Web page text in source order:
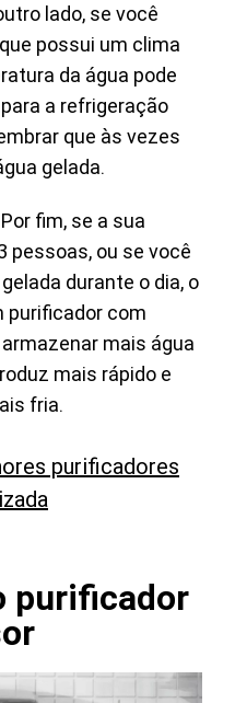
lado, se você
possui um clima
da água pode
a refrigeração
que às vezes
gelada.
Por fim, se a sua
pessoas, ou se você
durante o dia, o
purificador com
mais água
mais rápido e
fria.
purificadores
purificador